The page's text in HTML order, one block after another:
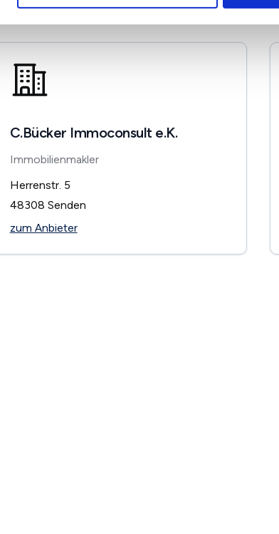
C.Bücker Immoconsult e.K.
Immobilienmakler
Herrenstr. 5
48308 Senden
zum Anbieter